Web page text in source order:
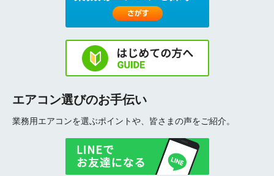
エアコン選びのお手伝い
業務用エアコンを選ぶポイントや、皆さまの声をご紹介。